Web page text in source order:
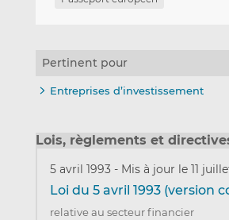
Pertinent pour
Entreprises d’investissement
Lois, règlements et
5 avril 1993 - Mis à jour le 11
Loi du 5 avril 1993 (version
relative au secteur financier